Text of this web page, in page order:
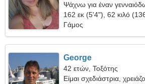
Ψάχνω για έναν
μαζί
162 εκ (5'4"), 62 κιλό
Γάμος
George
42 ετών, Τοξότης
Είμαι σχεδιάστρια,